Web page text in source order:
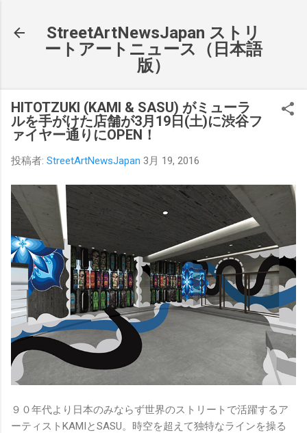
StreetArtNewsJapan ストリ
ートアートニュース（日本語
版）
HITOTZUKI (KAMI & SASU) がミューラ
ルを手がけた店舗が3月19日(土)に渋谷フ
ァイヤー通りにOPEN！
投稿者: StreetArtNewsJapan 3月 19, 2016
９０年代より日本のみならず世界のストリートで活躍するア
ーティストKAMIとSASU。時空を超えて独特なラインを操る